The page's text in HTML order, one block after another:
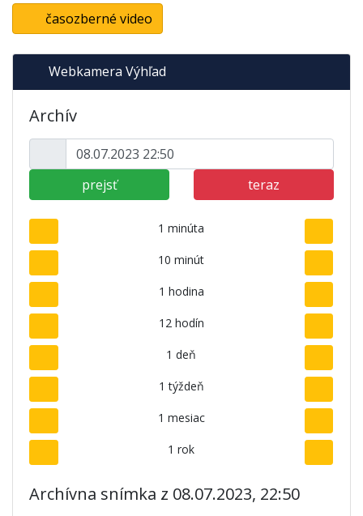
časozberné video
Webkamera Výhľad
Archív
prejsť teraz
1 minúta
10 minút
1 hodina
12 hodín
1 deň
1 týždeň
1 mesiac
1 rok
Archívna snímka z 08.07.2023, 22:50